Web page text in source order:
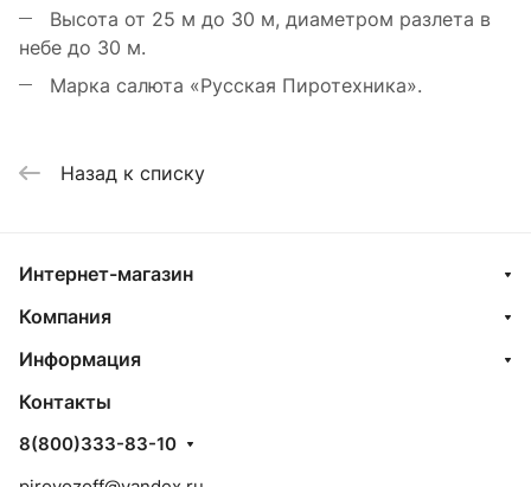
Высота от 25 м до 30 м, диаметром разлета в
небе до 30 м.
Марка салюта «Русская Пиротехника».
Назад к списку
Интернет-магазин
Компания
Информация
Контакты
8(800)333-83-10